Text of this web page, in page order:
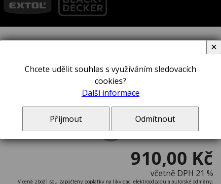
Kleště sponkovací STANLEY® 6-
910,00 Kč
včetně DPH 21 %
V ceně zboží jsou započteny poplatky na likvidaci elektroodpadu a autorské odměny,
Chcete udělit souhlas s využíváním sledovacích
cookies?
Další informace
Přijmout Odmítnout
✕